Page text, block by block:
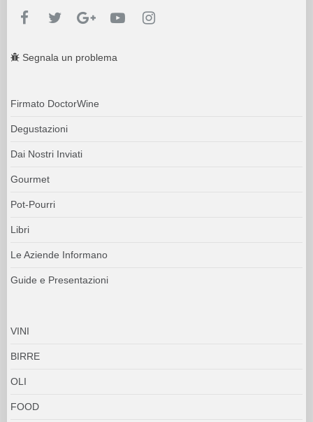
Segnala un problema
Firmato DoctorWine
Degustazioni
Dai Nostri Inviati
Gourmet
Pot-Pourri
Libri
Le Aziende Informano
Guide e Presentazioni
VINI
BIRRE
OLI
FOOD